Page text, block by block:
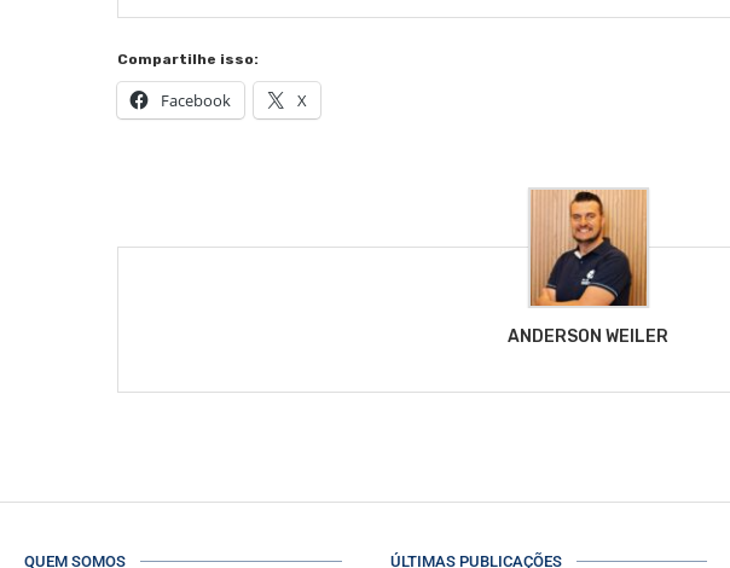
Compartilhe isso:
Facebook X
ANDERSON WEILER
QUEM SOMOS ÚLTIMAS PUBLICAÇÕES